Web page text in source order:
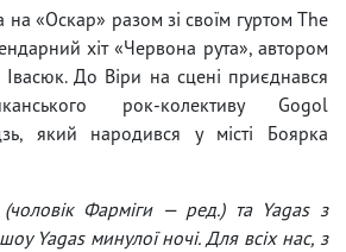
на «Оскар» разом зі своїм гуртом The
хіт «Червона рута», автором
До Віри на сцені приєднався
рок-колективу Gogol
який народився у місті Боярка
(чоловік Фарміги — ред.) та Yagas з
Yagas минулої ночі. Для всіх нас, з